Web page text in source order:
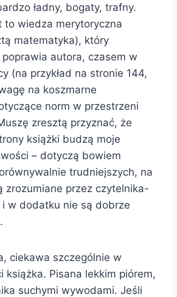
ładny, bogaty, trafny.
to wiedza merytoryczna
matematyka), który
autora, czasem w
(na przykład na stronie 144,
na koszmarne
norm w przestrzeni
zresztą przyznać, że
książki budzą moje
– dotyczą bowiem
trudniejszych, na
zrozumiane przez czytelnika-
w dodatku nie są dobrze
ciekawa szczególnie w
książka. Pisana lekkim piórem,
suchymi wywodami. Jeśli